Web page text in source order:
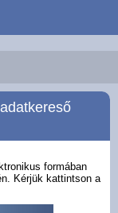
formában
Kérjük kattintson a